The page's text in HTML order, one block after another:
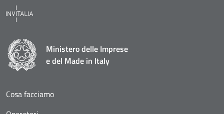
Ministero delle Imprese
e del Made in Italy
Cosa facciamo